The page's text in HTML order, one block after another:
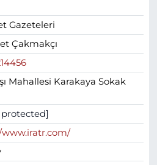
Gazeteleri
Çakmakçı
Mahallesi Karakaya Sokak